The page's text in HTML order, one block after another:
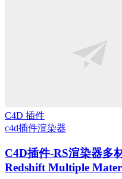
C4D 插件
c4d插件渲染器
C4D插件-RS渲染器多
Redshift Multiple